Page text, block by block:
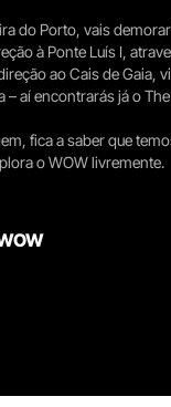
do Porto, vais
à Ponte Luís I,
ao Cais de Gaia,
– aí encontrarás já o
fica a saber que
o WOW livremente.